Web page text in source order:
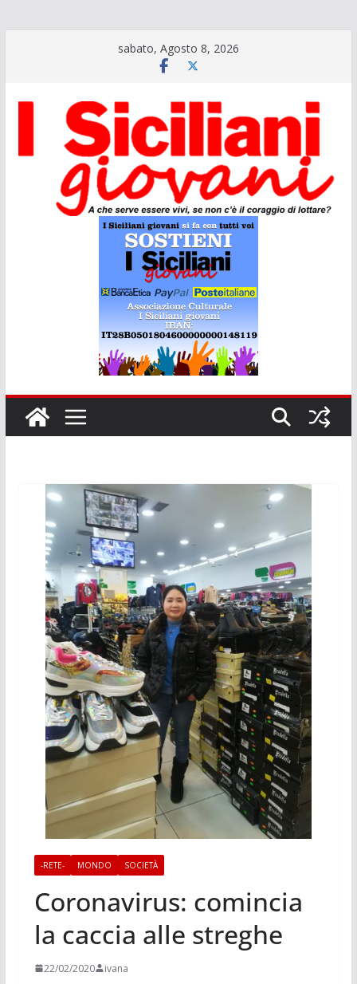
sabato, Agosto 8, 2026
-RETE- MONDO SOCIETÀ
Coronavirus: comincia
la caccia alle streghe
22/02/2020 ivana